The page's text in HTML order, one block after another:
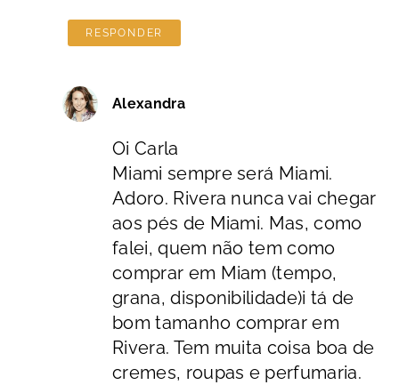
RESPONDER
Alexandra
Oi Carla
Miami sempre será Miami.
Adoro. Rivera nunca vai chegar
aos pés de Miami. Mas, como
falei, quem não tem como
comprar em Miam (tempo,
grana, disponibilidade)i tá de
bom tamanho comprar em
Rivera. Tem muita coisa boa de
cremes, roupas e perfumaria.